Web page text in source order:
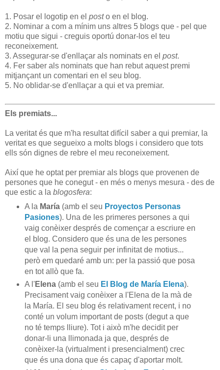
1. Posar el logotip en el posto en el blog.
2. Nominar a com a mínim uns altres 5 blogs que - pel que
motiu que sigui - creguis oportú donar-los el teu
reconeixement.
3. Assegurar-se d'enllaçar als nominats en el post.
4. Fer saber als nominats que han rebut aquest premi
mitjançant un comentari en el seu blog.
5. No oblidar-se d'enllaçar a qui et va premiar.
Els premiats...
La veritat és que m'ha resultat difícil saber a qui premiar, la
veritat es que segueixo a molts blogs i considero que tots
ells són dignes de rebre el meu reconeixement.
Així que he optat per premiar als blogs que provenen de
persones que he conegut - en més o menys mesura - des de
que estic a la blogosfera:
A la María (amb el seu Proyectos Personas
Pasiones). Una de les primeres persones a qui
vaig conèixer després de començar a escriure en
el blog. Considero que és una de les persones
que val la pena seguir per infinitat de motius...
però em quedaré amb un: per la passió que posa
en tot allò que fa.
A l'Elena(amb el seu El Blog de María Elena).
Precisament vaig conèixer a l'Elena de la mà de
la María. El seu blog és relativament recent, i no
conté un volum important de posts (degut a que
no té temps lliure). Tot i això m'he decidit per
donar-li una llimonada ja que, després de
conèixer-la (virtualment i presencialment) crec
que és una dona que és capaç d'aportar molt.